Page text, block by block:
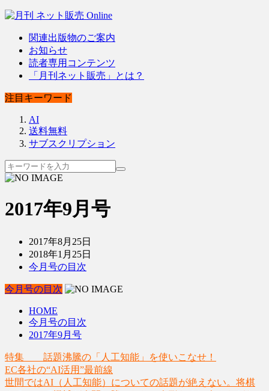
関連出版物のご案内
お知らせ
読者専用コンテンツ
「月刊ネット販売」とは？
注目キーワード
AI
送料無料
サブスクリプション
2017年9月号
2017年8月25日
2018年1月25日
今月号の目次
今月号の目次
HOME
今月号の目次
2017年9月号
特集 話題沸騰の「人工知能」を使いこなせ！
EC各社の“AI活用”最前線
世間ではAI（人工知能）についての話題が絶えない。将棋